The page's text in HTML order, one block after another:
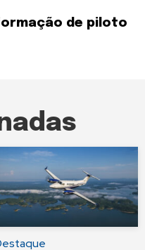
de piloto